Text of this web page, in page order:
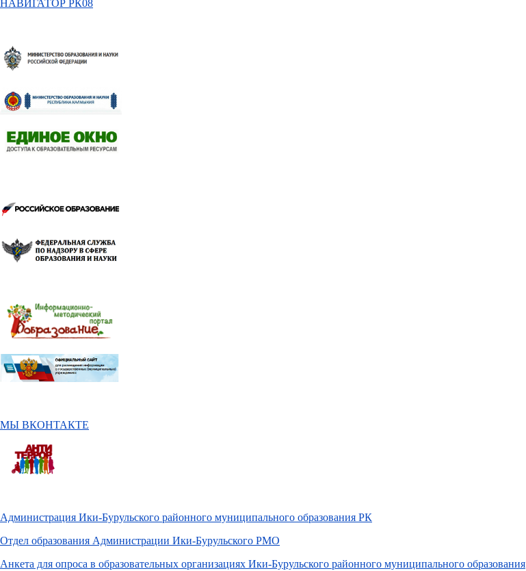
НАВИГАТОР РК08
МЫ ВКОНТАКТЕ
Администрация Ики-Бурульского районного муниципального образования РК
Отдел образования Администрации Ики-Бурульского РМО
Анкета для опроса в образовательных организациях Ики-Бурульского районного муниципального образования